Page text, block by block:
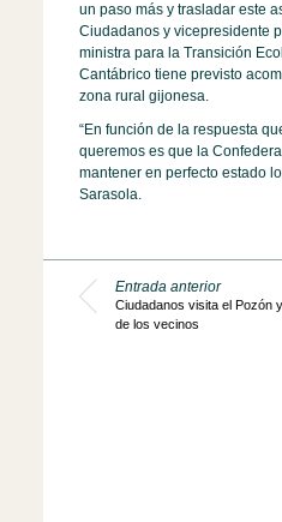
un paso más y trasladar este
Ciudadanos y vicepresidente
ministra para la Transición
Cantábrico tiene previsto
zona rural gijonesa.
“En función de la respuesta
queremos es que la
mantener en perfecto estado
Sarasola.
Entrada anterior
Ciudadanos visita el Pozón
de los vecinos